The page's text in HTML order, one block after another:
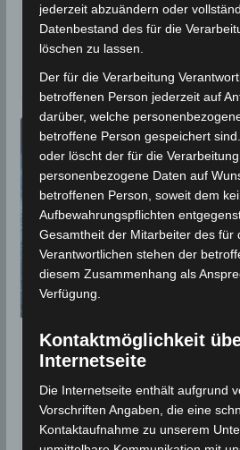
Am Montag gab es in
zentralen Regionen Tunesiens
Niederschläge. In Kasserine, wo
STATISTIK 2019
Tunesien: Di.,
bis Mi., 01.05.2019,
jederzeit abzuändern oder
Datenbestand des für die
löschen zu lassen.
Der für die Verarbeitung
betroffenen Person jederzeit auf
darüber, welche
betroffene Person gespeichert
oder löscht der für die
personenbezogene Daten auf
betroffenen Person, soweit dem
Aufbewahrungspflichten
Gesamtheit der Mitarbeiter des für
Verantwortlichen stehen der
diesem Zusammenhang als
Verfügung.
Kontaktmöglichkeit
Internetseite
Die Internetseite enthält aufgrund
Vorschriften Angaben, die eine
Kontaktaufnahme zu unserem